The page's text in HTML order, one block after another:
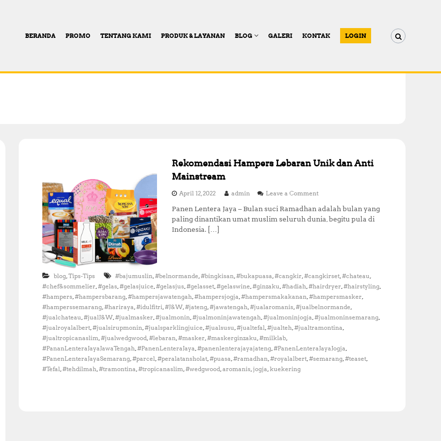
BERANDA PROMO TENTANG KAMI PRODUK & LAYANAN BLOG GALERI KONTAK LOGIN
Rekomendasi Hampers Lebaran Unik dan Anti
Mainstream
April 12, 2022 admin Leave a Commento
R
e
a
s
i
H
a
m
r
s
Panen Lentera Jaya – Bulan suci Ramadhan adalah bulan yang
paling dinantikan umat muslim seluruh dunia, begitu pula di
Indonesia. […]
blog,Tips-Tips #bajumuslin,#belnormande,#bingkisan,#bukapuasa,#cangkir,#cangkirset,#chateau,
#chef&sommelier,#gelas,#gelasjuice,#gelasjus,#gelasset,#gelaswine,#ginzaku,#hadiah,#hairdryer,#hairstyling,
#hampers,#hampersbarang,#hampersjawatengah,#hampersjogja,#hampersmakakanan,#hampersmasker,
#hamperssemarang,#hariraya,#idulfitri,#J&W,#jateng,#jawatengah,#jualaromanis,#jualbelnormande,
#jualchateau,#jualJ&W,#jualmasker,#jualmonin,#jualmoninjawatengah,#jualmoninjogja,#jualmoninsemarang,
#jualroyalalbert,#jualsirupmonin,#jualsparklingjuice,#jualsusu,#jualtefal,#jualteh,#jualtramontina,
#jualtropicanaslim,#jualwedgwood,#lebaran,#masker,#maskerginzaku,#milklab,
#PananLenteraJayaJawaTengah,#PanenLenteraJaya,#panenlenterajayajateng,#PanenLenteraJayaJogja,
#PanenLenteraJayaSemarang,#parcel,#peralatansholat,#puasa,#ramadhan,#royalalbert,#semarang,#teaset,
#Tefal,#tehdilmah,#tramontina,#tropicanaslim,#wedgwood,aromanis,jogja,kuekering